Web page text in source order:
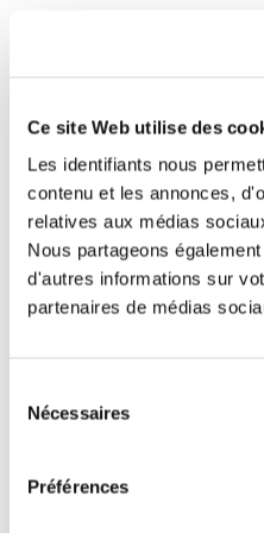
Ce site Web utilise des
Les identifiants nous
contenu et les annonces,
relatives aux médias
Nous partageons
d'autres informations sur
partenaires de médias
Nécessaires
Préférences
que je m'abstienne